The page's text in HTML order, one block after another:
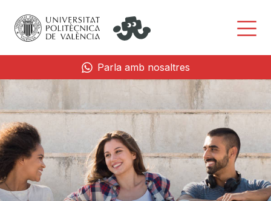
Parla amb nosaltres